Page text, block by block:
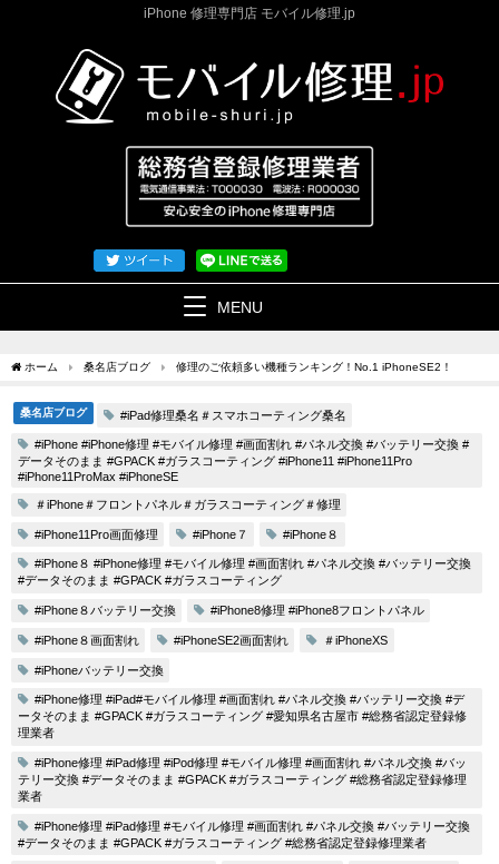
iPhone 修理専門店 モバイル修理.jp
MENU
ホーム 桑名店ブログ 修理のご依頼多い機種ランキング！No.1 iPhoneSE2！
桑名店ブログ #iPad修理桑名＃スマホコーティング桑名
#iPhone #iPhone修理 #モバイル修理 #画面割れ #パネル交換 #バッテリー交換 #
データそのまま #GPACK #ガラスコーティング #iPhone11 #iPhone11Pro
#iPhone11ProMax #iPhoneSE
＃iPhone＃フロントパネル＃ガラスコーティング＃修理
#iPhone11Pro画面修理 #iPhone７ #iPhone８
#iPhone８ #iPhone修理 #モバイル修理 #画面割れ #パネル交換 #バッテリー交換
#データそのまま #GPACK #ガラスコーティング
#iPhone８バッテリー交換 #iPhone8修理 #iPhone8フロントパネル
#iPhone８画面割れ #iPhoneSE2画面割れ ＃iPhoneXS
#iPhoneバッテリー交換
#iPhone修理 #iPad#モバイル修理 #画面割れ #パネル交換 #バッテリー交換 #デ
ータそのまま #GPACK #ガラスコーティング #愛知県名古屋市 #総務省認定登録修
理業者
#iPhone修理 #iPad修理 #iPod修理 #モバイル修理 #画面割れ #パネル交換 #バッ
テリー交換 #データそのまま #GPACK #ガラスコーティング #総務省認定登録修理
業者
#iPhone修理 #iPad修理 #モバイル修理 #画面割れ #パネル交換 #バッテリー交換
#データそのまま #GPACK #ガラスコーティング #総務省認定登録修理業者